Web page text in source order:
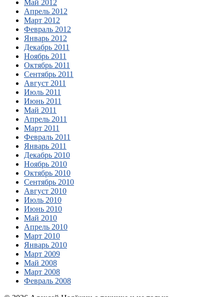
Май 2012
Апрель 2012
Март 2012
Февраль 2012
Январь 2012
Декабрь 2011
Ноябрь 2011
Октябрь 2011
Сентябрь 2011
Август 2011
Июль 2011
Июнь 2011
Май 2011
Апрель 2011
Март 2011
Февраль 2011
Январь 2011
Декабрь 2010
Ноябрь 2010
Октябрь 2010
Сентябрь 2010
Август 2010
Июль 2010
Июнь 2010
Май 2010
Апрель 2010
Март 2010
Январь 2010
Март 2009
Май 2008
Март 2008
Февраль 2008